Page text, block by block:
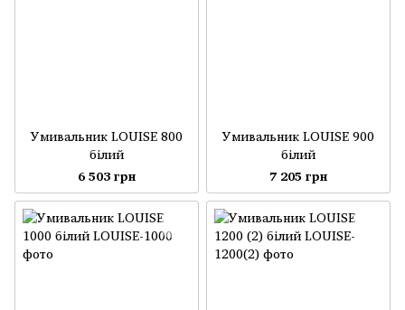
Умивальник LOUISE 800
білий
6 503 грн
Умивальник LOUISE 900
білий
7 205 грн